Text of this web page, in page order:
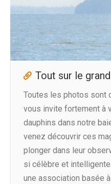
Tout sur le
Toutes les photos sont
vous invite fortement à
dauphins dans notre
venez découvrir ces
plonger dans leur
si célèbre et
une association basée